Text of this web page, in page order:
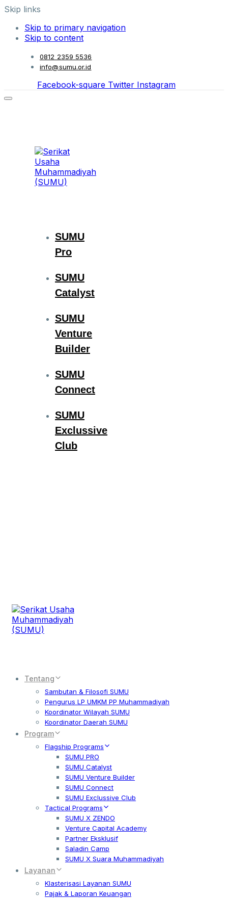
Skip links
Skip to primary navigation
Skip to content
0812 2359 5536
info@sumu.or.id
Facebook-square Twitter Instagram
SUMU
Pro
SUMU
Catalyst
SUMU
Venture
Builder
SUMU
Connect
SUMU
Exclussive
Club
Tentang
Sambutan & Filosofi SUMU
Pengurus LP UMKM PP Muhammadiyah
Koordinator Wilayah SUMU
Koordinator Daerah SUMU
Program
Flagship Programs
SUMU PRO
SUMU Catalyst
SUMU Venture Builder
SUMU Connect
SUMU Exclussive Club
Tactical Programs
SUMU X ZENDO
Venture Capital Academy
Partner Eksklusif
Saladin Camp
SUMU X Suara Muhammadiyah
Layanan
Klasterisasi Layanan SUMU
Pajak & Laporan Keuangan